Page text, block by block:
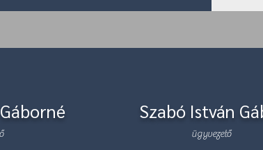
Szabó István
ügyvezető